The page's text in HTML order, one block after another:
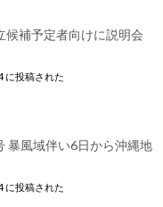
候補予定者向けに説明会
に投稿された
暴風域伴い6日から沖縄地
に投稿された